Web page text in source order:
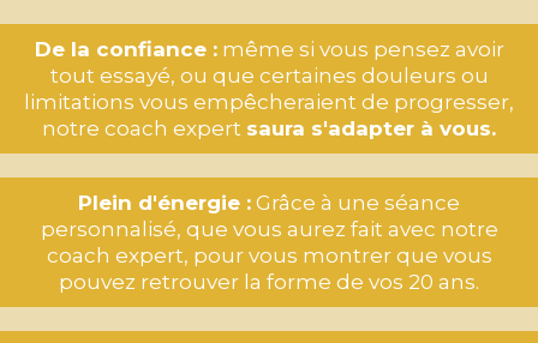
De la confiance :même si vous pensez avoir
tout essayé, ou que certaines douleurs ou
limitations vous empêcheraient de progresser,
notre coach expert saura s'adapter à vous.
Plein d'énergie : Grâce à une séance
personnalisé, que vous aurez fait avec notre
coach expert, pour vous montrer que vous
pouvez retrouver la forme de vos 20 ans.